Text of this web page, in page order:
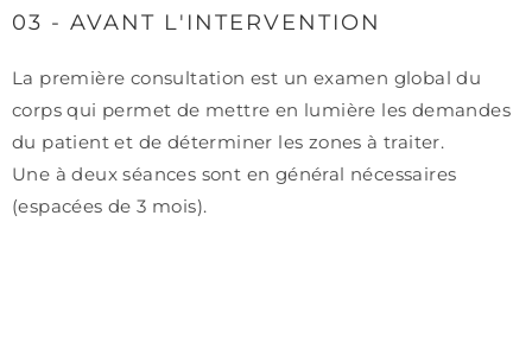
03 - AVANT L'INTERVENTION
La première consultation est un examen global du
corps qui permet de mettre en lumière les demandes
du patient et de déterminer les zones à traiter.
Une à deux séances sont en général nécessaires
(espacées de 3 mois).